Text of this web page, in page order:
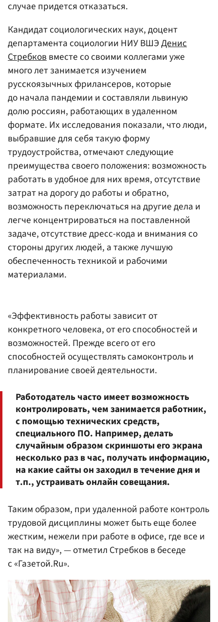
случае придется отказаться.
Кандидат социологических наук, доцент
департамента социологии НИУ ВШЭДенис
Стребковвместе со своими коллегами уже
много лет занимается изучением
русскоязычных фрилансеров, которые
до начала пандемии и составляли львиную
долю россиян, работающих в удаленном
формате. Их исследования показали, что люди,
выбравшие для себя такую форму
трудоустройства, отмечают следующие
преимущества своего положения: возможность
работать в удобное для них время, отсутствие
затрат на дорогу до работы и обратно,
возможность переключаться на другие дела и
легче концентрироваться на поставленной
задаче, отсутствие дресс-кода и внимания со
стороны других людей, а также лучшую
обеспеченность техникой и рабочими
материалами.
«Эффективность работы зависит от
конкретного человека, от его способностей и
возможностей. Прежде всего от его
способностей осуществлять самоконтроль и
планирование своей деятельности.
Работодатель часто имеет возможность
контролировать, чем занимается работник,
с помощью технических средств,
специального ПО. Например, делать
случайным образом скриншоты его экрана
несколько раз в час, получать информацию,
на какие сайты он заходил в течение дня и
т.п., устраивать онлайн совещания.
Таким образом, при удаленной работе контроль
трудовой дисциплины может быть еще более
жестким, нежели при работе в офисе, где все и
так на виду», — отметил Стребков в беседе
с «Газетой.Ru».